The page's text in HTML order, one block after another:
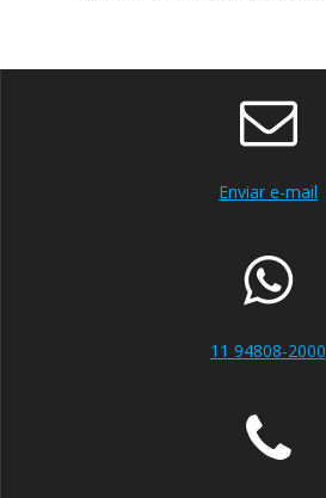
Enviar e-mail
11 94808-2000